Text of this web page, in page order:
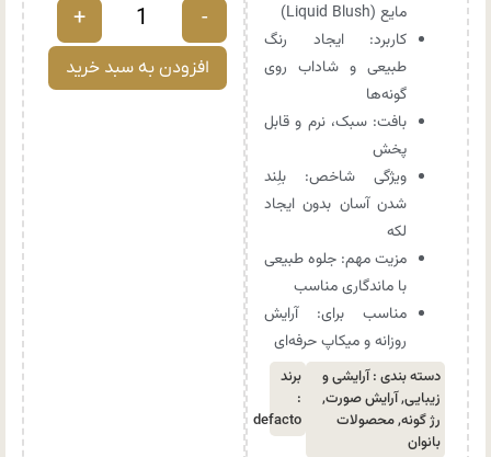
مایع (Liquid Blush)
کاربرد: ایجاد رنگ
طبیعی و شاداب روی
گونه‌ها
بافت: سبک، نرم و قابل
پخش
ویژگی شاخص: بلِند
شدن آسان بدون ایجاد
لکه
مزیت مهم: جلوه طبیعی
با ماندگاری مناسب
مناسب برای: آرایش
روزانه و میکاپ حرفه‌ای
دسته بندی :آرایشی و
زیبایی,آرایش صورت,
رژ گونه,محصولات
بانوان
برند
:
defacto
-
+
افزودن به سبد خرید